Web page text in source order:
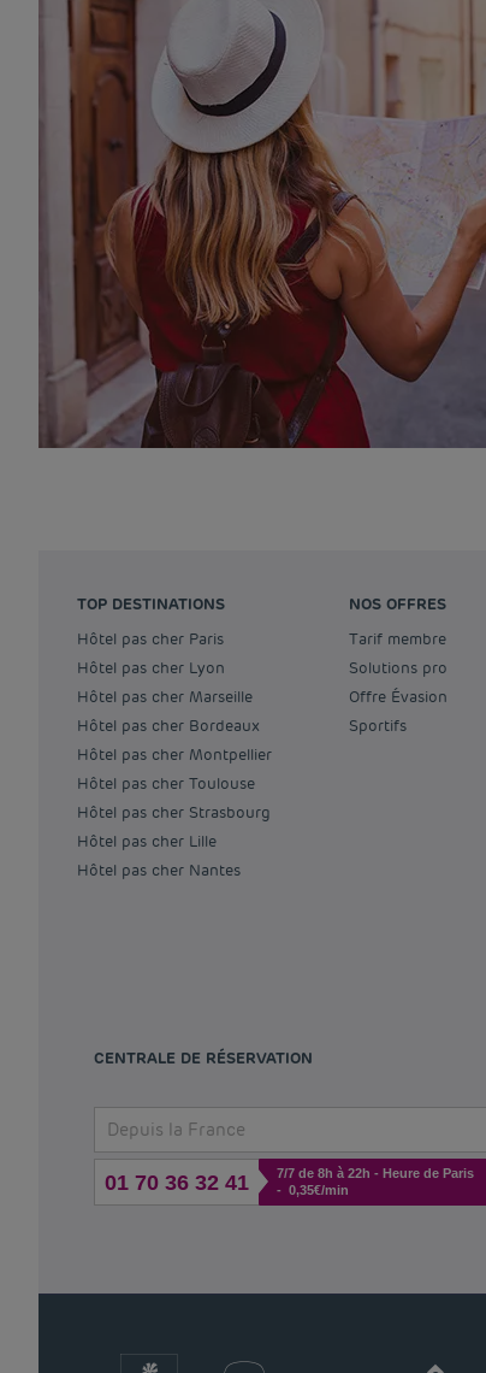
TOP DESTINATIONS
Hôtel pas cher Paris
Hôtel pas cher Lyon
Hôtel pas cher Marseille
Hôtel pas cher Bordeaux
Hôtel pas cher Montpellier
Hôtel pas cher Toulouse
Hôtel pas cher Strasbourg
Hôtel pas cher Lille
Hôtel pas cher Nantes
NOS OFFRES
Tarif membre
Solutions pro
Offre Évasion
Sportifs
CENTRALE DE RÉSERVATION
Depuis la France
01 70 36 32 41
7/7 de 8h à 22h - Heure de Paris
- 0,35€/min